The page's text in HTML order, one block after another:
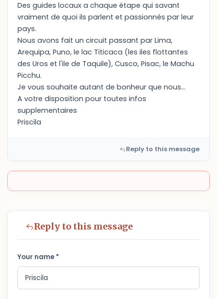
Des guides locaux a chaque étape qui savant
vraiment de quoi ils parlent et passionnés par leur
pays.
Nous avons fait un circuit passant par Lima,
Arequipa, Puno, le lac Titicaca (les iles flottantes
des Uros et l'ile de Taquile), Cusco, Pisac, le Machu
Picchu.
Je vous souhaite autant de bonheur que nous...
A votre disposition pour toutes infos
supplementaires
Priscila
Reply to this message
Reply to this message
Your name *